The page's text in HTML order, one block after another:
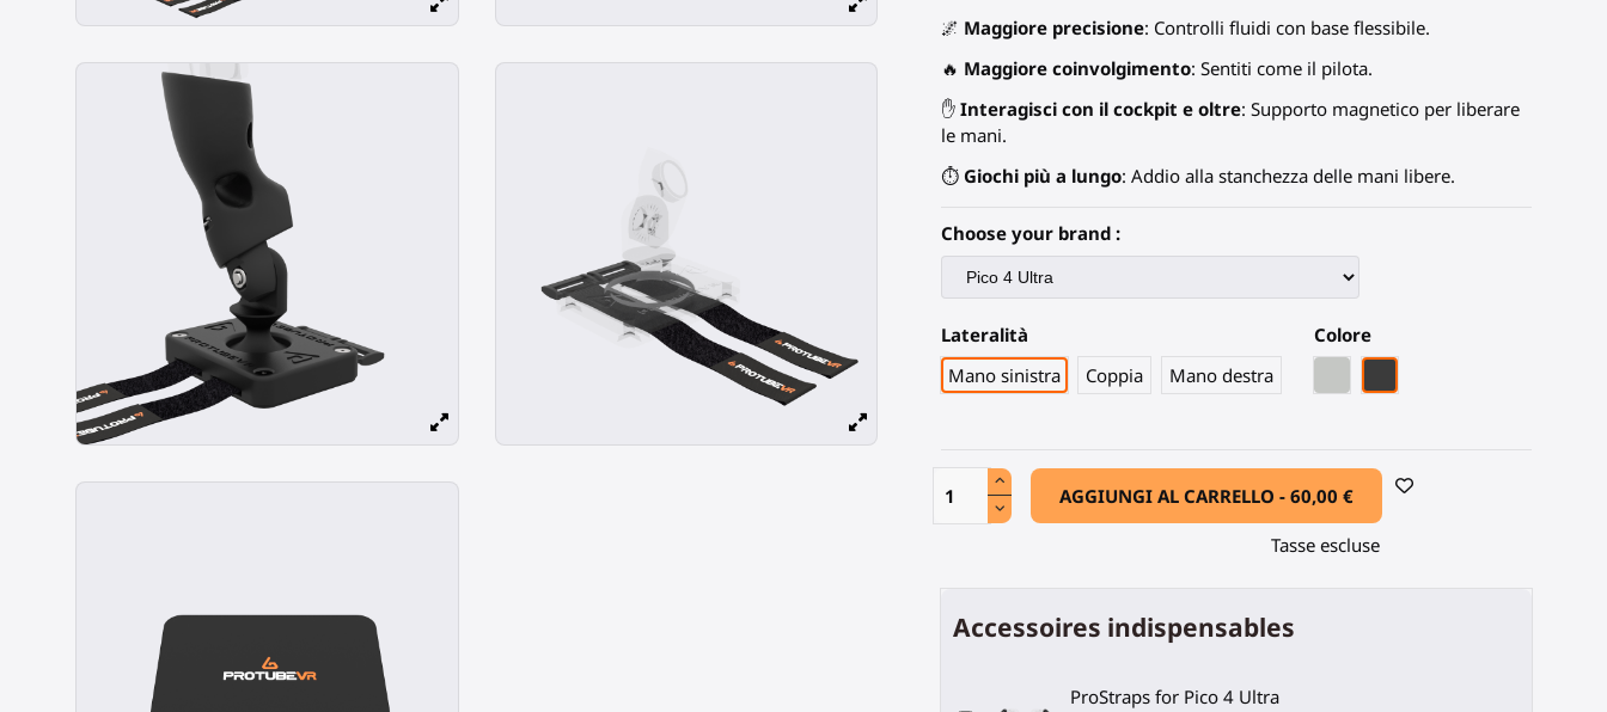
🌌 Maggiore precisione: Controlli fluidi con base flessibile.
🔥 Maggiore coinvolgimento: Sentiti come il pilota.
✋ Interagisci con il cockpit e oltre: Supporto magnetico per liberare
le mani.
⏱️ Giochi più a lungo: Addio alla stanchezza delle mani libere.
Choose your brand :
Lateralità
Mano sinistra
Coppia Mano destra
Colore
AGGIUNGI AL CARRELLO -60,00 €
Tasse escluse
Accessoires indispensables
ProStraps for Pico 4 Ultra